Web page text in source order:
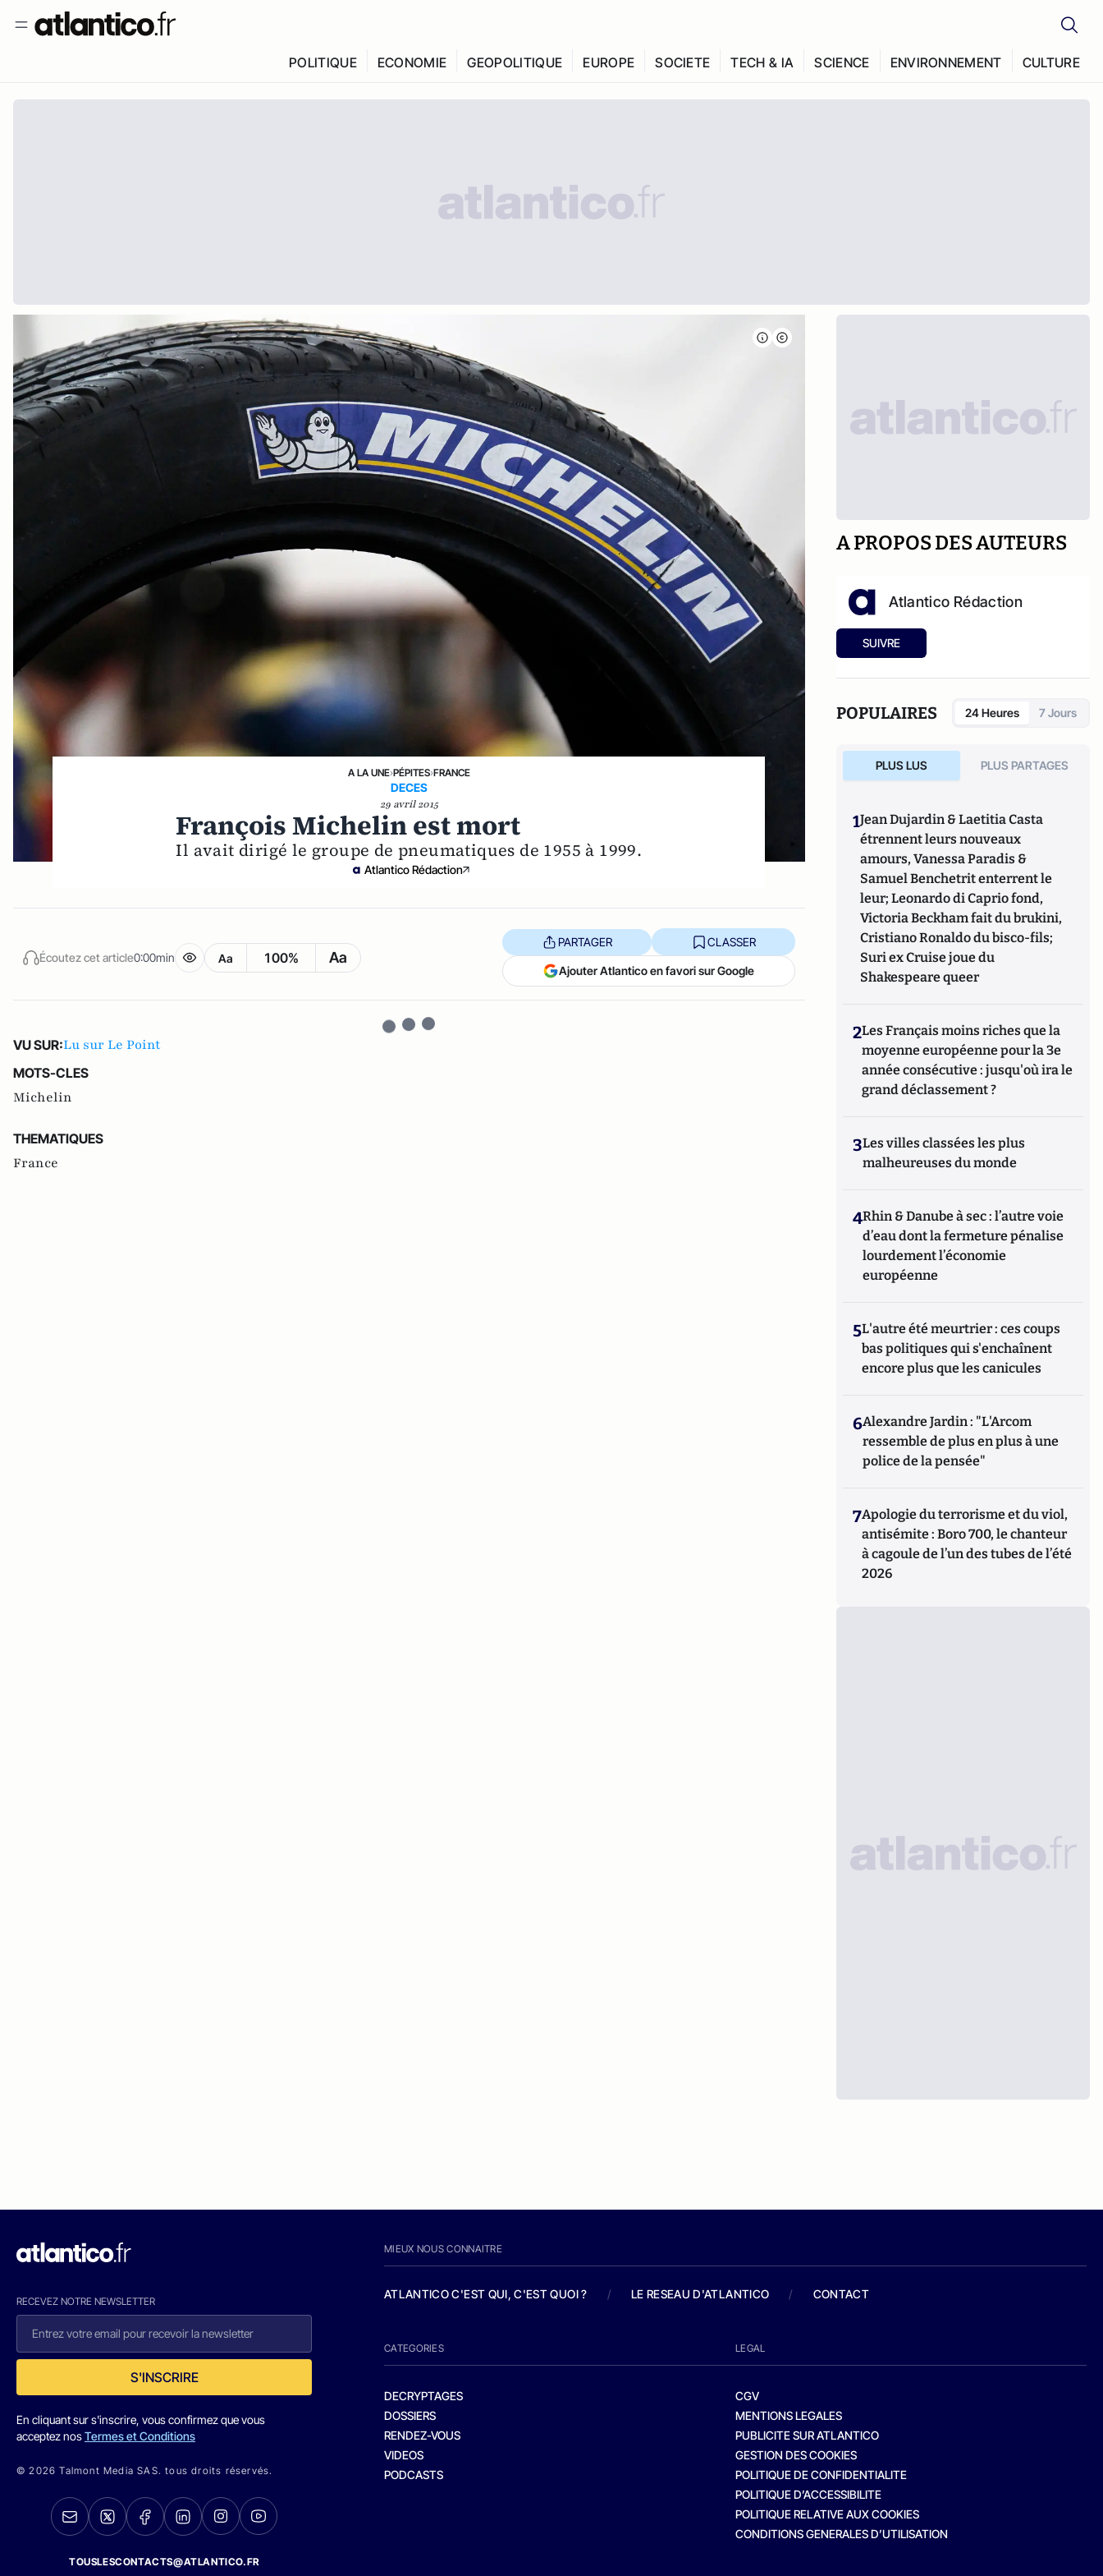
POLITIQUE ECONOMIE GEOPOLITIQUE EUROPE SOCIETE TECH & IA SCIENCE ENVIRONNEMENT CULTURE
A LA UNE›PÉPITES›FRANCE
DECES
29 avril 2015
François Michelin est mort
Il avait dirigé le groupe de pneumatiques de 1955 à 1999.
Atlantico Rédaction
Écoutez cet article0:00min Aa 100% Aa
PARTAGER CLASSER
Ajouter Atlantico en favori sur Google
VU SUR:Lu sur Le Point
MOTS-CLES
Michelin
THEMATIQUES
France
A PROPOS DES AUTEURS
Atlantico Rédaction
SUIVRE
POPULAIRES 24 Heures 7 Jours
PLUS LUS PLUS PARTAGES
1Jean Dujardin & Laetitia Casta
étrennent leurs nouveaux
amours, Vanessa Paradis &
Samuel Benchetrit enterrent le
leur; Leonardo di Caprio fond,
Victoria Beckham fait du brukini,
Cristiano Ronaldo du bisco-fils;
Suri ex Cruise joue du
Shakespeare queer
2Les Français moins riches que la
moyenne européenne pour la 3e
année consécutive : jusqu'où ira le
grand déclassement ?
3Les villes classées les plus
malheureuses du monde
4Rhin & Danube à sec : l’autre voie
d’eau dont la fermeture pénalise
lourdement l’économie
européenne
5L'autre été meurtrier : ces coups
bas politiques qui s'enchaînent
encore plus que les canicules
6Alexandre Jardin : "L'Arcom
ressemble de plus en plus à une
police de la pensée"
7Apologie du terrorisme et du viol,
antisémite : Boro 700, le chanteur
à cagoule de l’un des tubes de l’été
2026
RECEVEZ NOTRE NEWSLETTER
S'INSCRIRE
En cliquant sur s'inscrire, vous confirmez que vous
acceptez nosTermes et Conditions
© 2026 Talmont Media SAS. tous droits réservés.
TOUSLESCONTACTS@ATLANTICO.FR
MIEUX NOUS CONNAITRE
ATLANTICO C'EST QUI, C'EST QUOI ? / LE RESEAU D'ATLANTICO / CONTACT
CATEGORIES
DECRYPTAGES
DOSSIERS
RENDEZ-VOUS
VIDEOS
PODCASTS
LEGAL
CGV
MENTIONS LEGALES
PUBLICITE SUR ATLANTICO
GESTION DES COOKIES
POLITIQUE DE CONFIDENTIALITE
POLITIQUE D’ACCESSIBILITE
POLITIQUE RELATIVE AUX COOKIES
CONDITIONS GENERALES D’UTILISATION